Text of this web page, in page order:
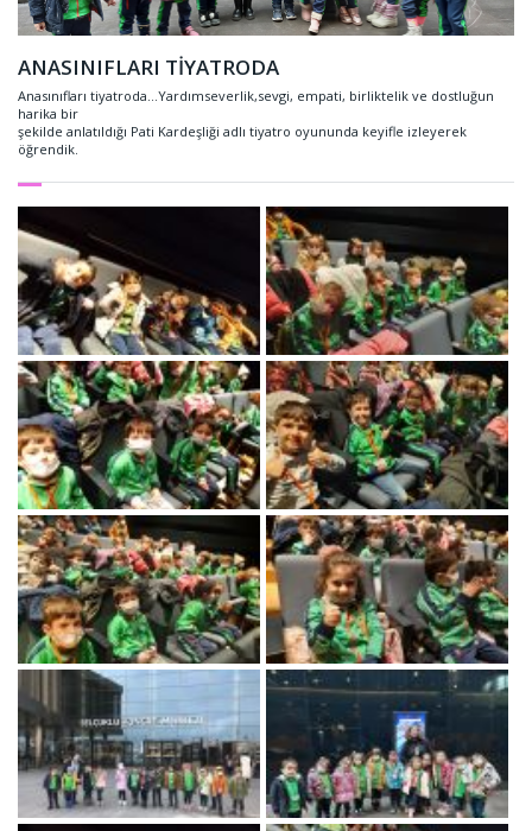
ANASINIFLARI TİYATRODA
Anasınıfları tiyatroda…Yardımseverlik,sevgi, empati, birliktelik ve dostluğun
harika bir
şekilde anlatıldığı Pati Kardeşliği adlı tiyatro oyununda keyifle izleyerek
öğrendik.